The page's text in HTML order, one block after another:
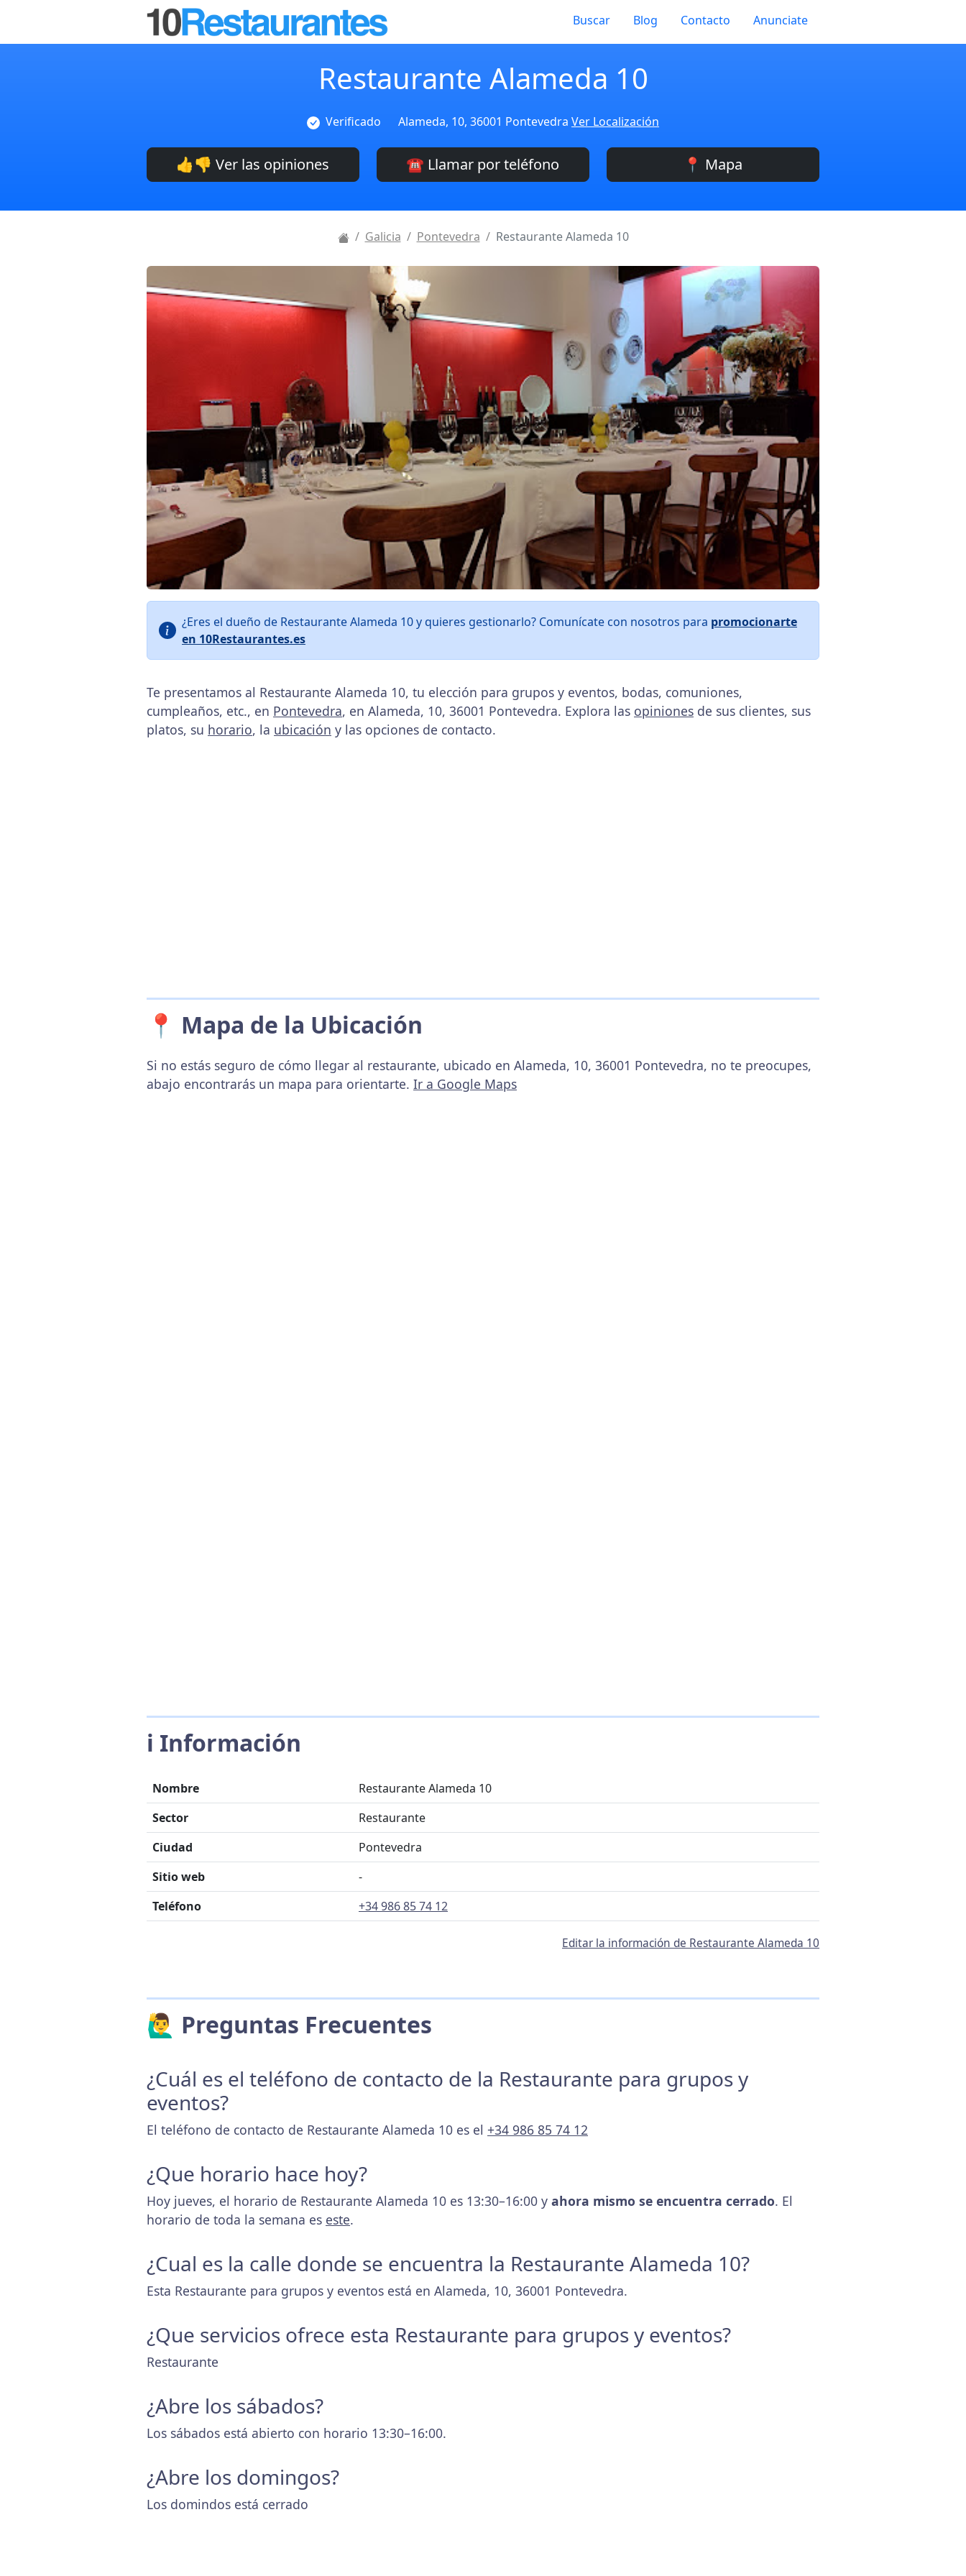
Buscar Blog Contacto Anunciate
Restaurante Alameda 10
Verificado Alameda, 10, 36001 Pontevedra Ver Localización
👍👎 Ver las opiniones ☎️ Llamar por teléfono 📍 Mapa
Galicia Pontevedra Restaurante Alameda 10
¿Eres el dueño de Restaurante Alameda 10 y quieres gestionarlo? Comunícate con nosotros para promocionarte
en 10Restaurantes.es
Te presentamos al Restaurante Alameda 10, tu elección para grupos y eventos, bodas, comuniones,
cumpleaños, etc., en Pontevedra, en Alameda, 10, 36001 Pontevedra. Explora las opiniones de sus clientes, sus
platos, su horario, la ubicación y las opciones de contacto.
📍 Mapa de la Ubicación
Si no estás seguro de cómo llegar al restaurante, ubicado en Alameda, 10, 36001 Pontevedra, no te preocupes,
abajo encontrarás un mapa para orientarte. Ir a Google Maps
ℹ️ Información
Nombre
Restaurante Alameda 10
Sector
Restaurante
Ciudad
Pontevedra
Sitio web
-
Teléfono
+34 986 85 74 12
Editar la información de Restaurante Alameda 10
🙋‍♂️ Preguntas Frecuentes
¿Cuál es el teléfono de contacto de la Restaurante para grupos y
eventos?
El teléfono de contacto de Restaurante Alameda 10 es el +34 986 85 74 12
¿Que horario hace hoy?
Hoy jueves, el horario de Restaurante Alameda 10 es 13:30–16:00 y ahora mismo se encuentra cerrado. El
horario de toda la semana es este.
¿Cual es la calle donde se encuentra la Restaurante Alameda 10?
Esta Restaurante para grupos y eventos está en Alameda, 10, 36001 Pontevedra.
¿Que servicios ofrece esta Restaurante para grupos y eventos?
Restaurante
¿Abre los sábados?
Los sábados está abierto con horario 13:30–16:00.
¿Abre los domingos?
Los domindos está cerrado